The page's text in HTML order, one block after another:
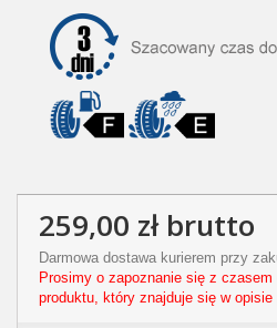
259,00 złbrutto
Darmowa dostawa kurierem przy
Prosimy o zapoznanie się z czasem
produktu, który znajduje się w opisie